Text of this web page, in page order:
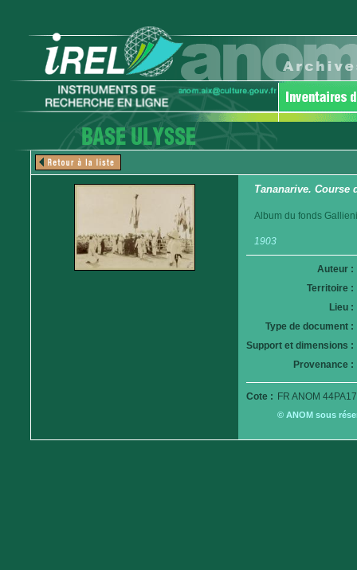
Tananarive. Course
Album du fonds
1903
Auteur :
Territoire :
Lieu :
Type de document :
Support et dimensions :
Provenance :
Cote : FR ANOM
© ANOM sous